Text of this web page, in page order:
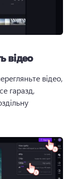
відео
відео,
гаразд,